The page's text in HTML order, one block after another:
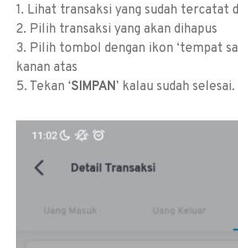
1. Lihat transaksi yang sudah tercatat
2. Pilih transaksi yang akan dihapus
3. Pilih tombol dengan ikon ‘tempat
kanan atas
5. Tekan ‘SIMPAN’ kalau sudah selesai.